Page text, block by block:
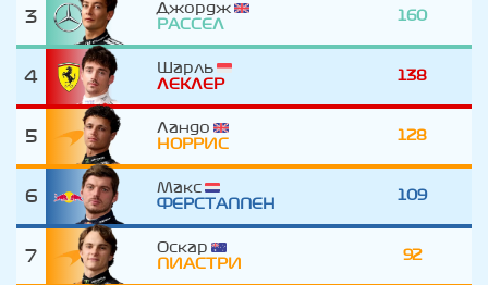
3
Джордж
РАССЕЛ
160
4
Шарль
ЛЕКЛЕР
138
5
Ландо
НОРРИС
128
6
Макс
ФЕРСТАППЕН
109
7
Оскар
ПИАСТРИ
92